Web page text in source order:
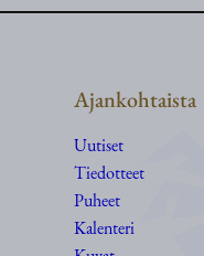
Ajankohtaista
Uutiset
Tiedotteet
Puheet
Kalenteri